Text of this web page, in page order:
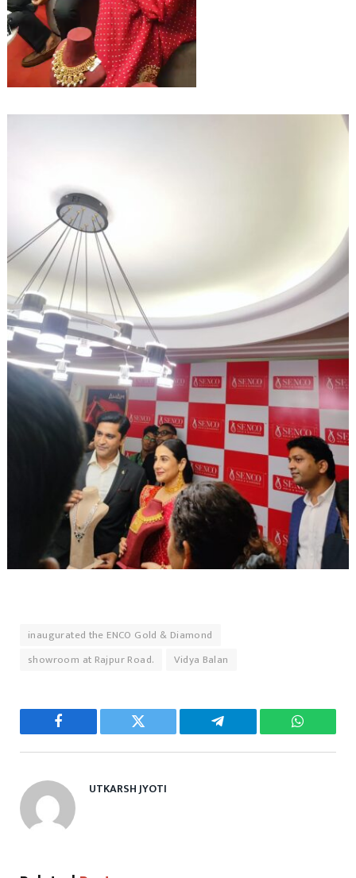
inaugurated the ENCO Gold & Diamond
showroom at Rajpur Road.
Vidya Balan
Facebook Twitter Telegram
UTKARSH JYOTI